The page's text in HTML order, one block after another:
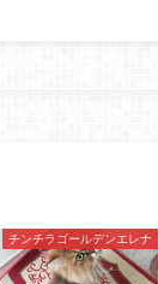
チンチラゴールデンエレナ